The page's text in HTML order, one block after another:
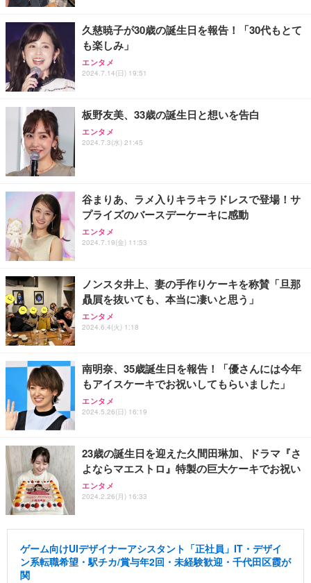
務用 おしゃれ パソコンチェア (ホワイト)
ANDWINT オフィスチェア デスクチェア 肘なし メ
ッシュ 通気性 ランバーサポート付き 腰サポート ガ
ス圧無段階昇降 360度回転 キャスター付き コンパク
【MiniLED/24.5inch/280Hz/FHD】GRAPHT THE S
HOOTER Gaming Monitor 24” Essential ゲーミン
グモニター QD 24.5インチ 1ms FHD 量子ドット 残
アイリスオーヤマ ペットシーツ 超厚型 お徳用 レギ
ュラー 200枚入【Amazon.co.jp限定】
久慈暁子が30歳の誕生日を報告！「30代もとて
も楽しみ」
エンタメ
2024.7.14(日) 19:51
板野友美、33歳の誕生日と想いを告白
エンタメ
2024.7.3(水) 21:45
谷まりあ、ラメ入りキラキラドレスで登場！サ
プライズのバースデーケーキに感動
エンタメ
2024.7.19(金) 11:53
ノンスタ井上、妻の手作りケーキを称賛「旦那
贔屓を抜いても、本当に凄いと思う」
エンタメ
2024.6.4(火) 1:18
南明奈、35歳誕生日を報告！「優さんには今年
もアイスケーキでお祝いしてもらいました」
エンタメ
2024.5.26(日) 16:19
23歳の誕生日を迎えた久間田琳加、ドラマ『さ
よならマエストロ』特製の巨大ケーキでお祝い
エンタメ
2024.2.26(月) 16:33
ゲーム向けUIデザイナーアシスタント「正社員」IT・デザイ
ン系転職希望・駅チカ/賞与年2回・未経験歓迎・千代田区霞が
関